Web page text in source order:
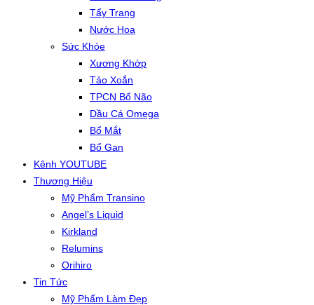
Tẩy Trang
Nước Hoa
Sức Khỏe
Xương Khớp
Tảo Xoắn
TPCN Bổ Não
Dầu Cá Omega
Bổ Mắt
Bổ Gan
Kênh YOUTUBE
Thương Hiệu
Mỹ Phẩm Transino
Angel’s Liquid
Kirkland
Relumins
Orihiro
Tin Tức
Mỹ Phẩm Làm Đẹp